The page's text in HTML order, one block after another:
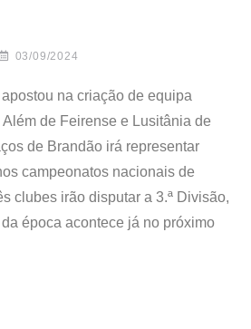
03/09/2024
na criação de equipa
de Feirense e Lusitânia de
de Brandão irá representar
campeonatos nacionais de
clubes irão disputar a 3.ª Divisão,
época acontece já no próximo